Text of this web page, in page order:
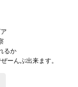
るか
ーんぶ出来ます。